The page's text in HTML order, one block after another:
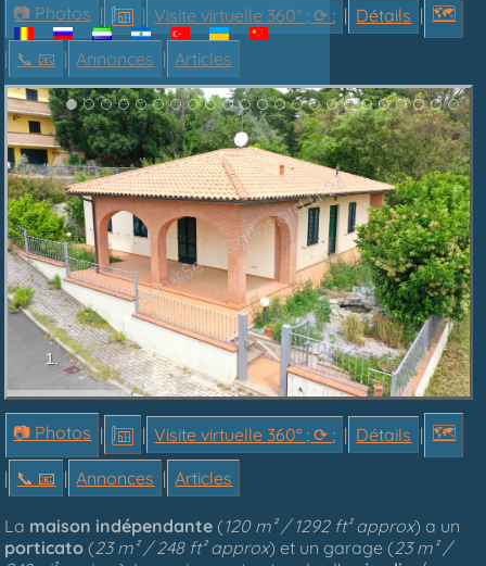
📷 Photos | | Visite virtuelle 360° ; ⟳ ; | Détails | 🗺
| 📞︎ 📧 | Annonces | Articles
1.
📷 Photos | | Visite virtuelle 360° ; ⟳ ; | Détails | 🗺
| 📞︎ 📧 | Annonces | Articles
La maison indépendante (120 m² / 1292 ft² approx) a un
porticato (23 m² / 248 ft² approx) et un garage (23 m² /